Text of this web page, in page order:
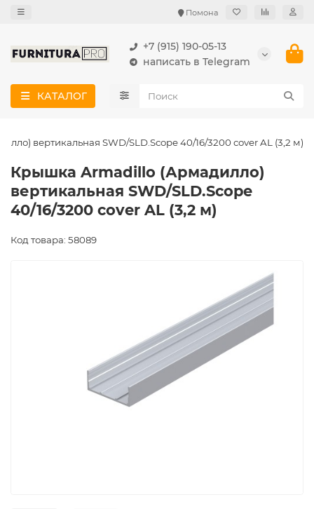
Помона
+7 (915) 190-05-13
написать в Telegram
КАТАЛОГ
вертикальная SWD/SLD.Scope 40/16/3200 cover AL (3,2 м)
Крышка Armadillo (Армадилло)
вертикальная SWD/SLD.Scope
40/16/3200 cover AL (3,2 м)
Код товара: 58089